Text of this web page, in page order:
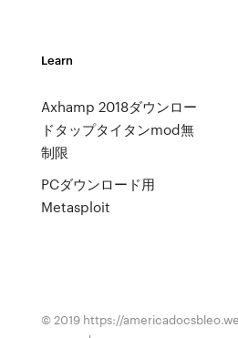
Learn
Axhamp 2018ダウンロー
ドタップタイタンmod無
制限
PCダウンロード用
Metasploit
© 2019 https://